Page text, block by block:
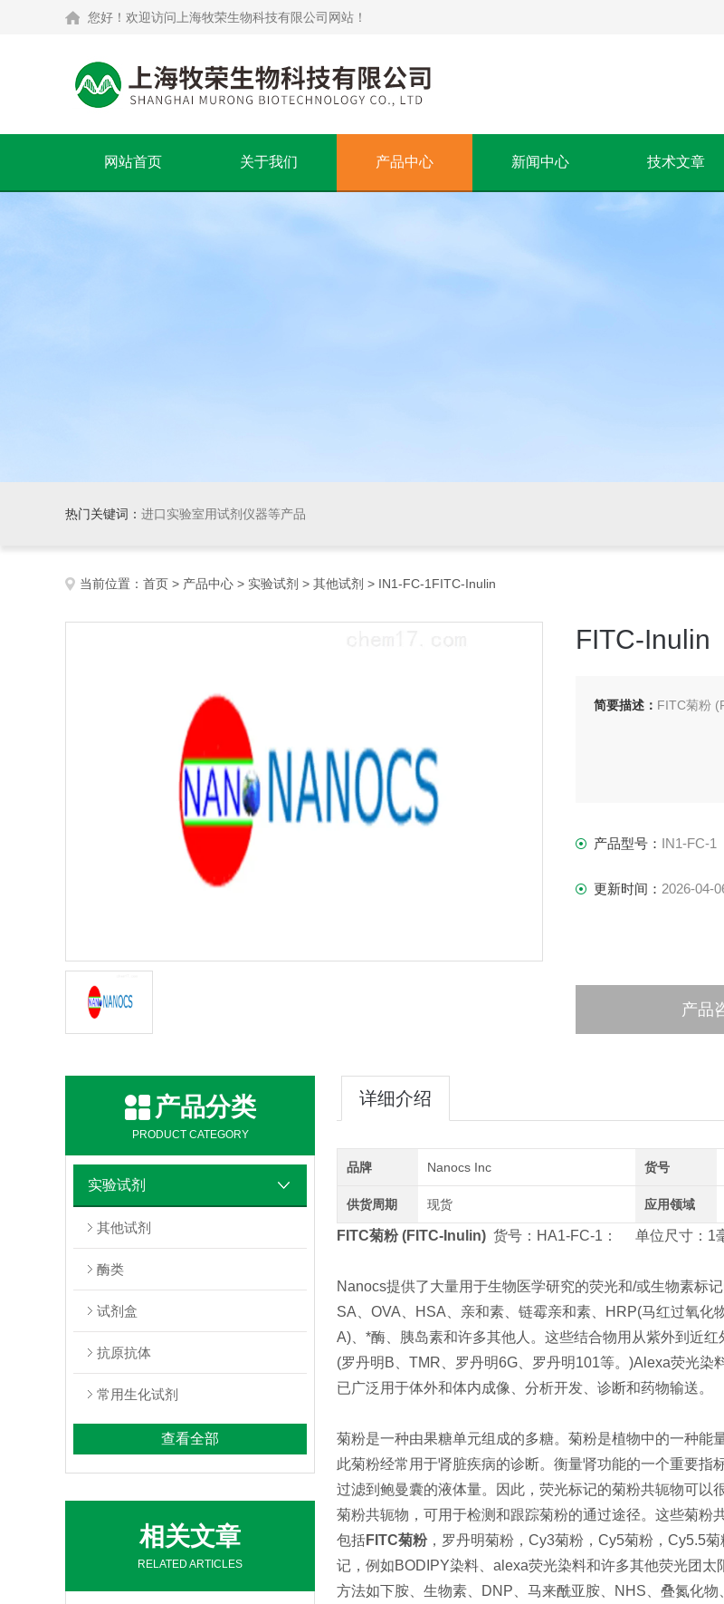
您好！欢迎访问上海牧荣生物科技有限公司网站！
网站首页 关于我们 产品中心 新闻中心 技术文章
热门关键词： 进口实验室用试剂仪器等产品
当前位置： 首页 > 产品中心 > 实验试剂 > 其他试剂 > IN1-FC-1FITC-Inulin
FITC-Inulin
简要描述： FITC菊粉
产品型号： IN1-FC-1
更新时间： 2026-04-
产品
产品分类
PRODUCT CATEGORY
实验试剂
其他试剂
酶类
试剂盒
抗原抗体
常用生化试剂
查看全部
相关文章
RELATED ARTICLES
详细介绍
品牌 Nanocs Inc 货号
供货周期 现货 应用领域
FITC菊粉(FITC-Inulin) 货号：HA1-FC-1： 单位尺寸：1
Nanocs提供了大量用于生物医学研究的荧光和/或生物素标
SA、OVA、HSA、亲和素、链霉亲和素、HRP(马红过氧化
A)、*酶、胰岛素和许多其他人。这些结合物用从紫外到近
(罗丹明B、TMR、罗丹明6G、罗丹明101等。)Alexa荧光
已广泛用于体外和体内成像、分析开发、诊断和药物输送。
菊粉是一种由果糖单元组成的多糖。菊粉是植物中的一种能
此菊粉经常用于肾脏疾病的诊断。衡量肾功能的一个重要
过滤到鲍曼囊的液体量。因此，荧光标记的菊粉共轭物可
菊粉共轭物，可用于检测和跟踪菊粉的通过途径。这些菊
包括FITC菊粉，罗丹明菊粉，Cy3菊粉，Cy5菊粉，Cy5.5
记，例如BODIPY染料、alexa荧光染料和许多其他荧光团
方法如下胺、生物素、DNP、马来酰亚胺、NHS、叠氮化物